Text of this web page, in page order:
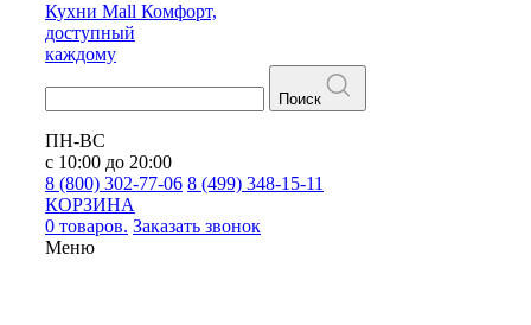
Кухни Mall Комфорт,
доступный
каждому
Поиск
ПН-ВС
с 10:00 до 20:00
8 (800) 302-77-06 8 (499) 348-15-11
КОРЗИНА
0 товаров. Заказать звонок
Меню